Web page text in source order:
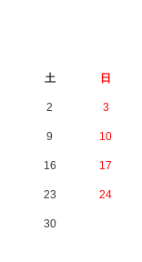
土 日
2 3
9 10
16 17
23 24
30